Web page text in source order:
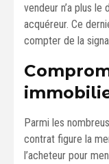
vendeur n’a plus
acquéreur. Ce
compter de la
Parmi les
contrat figure la
l’acheteur pour